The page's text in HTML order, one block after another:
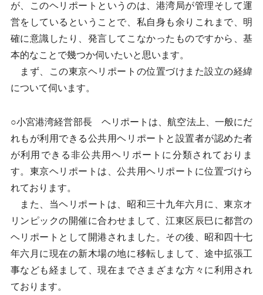
が、このヘリポートというのは、港湾局が管理そして運
営をしているということで、私自身も余りこれまで、明
確に意識したり、発言してこなかったものですから、基
本的なことで幾つか伺いたいと思います。
まず、この東京ヘリポートの位置づけまた設立の経緯
について伺います。
○小宮港湾経営部長 ヘリポートは、航空法上、一般にだ
れもが利用できる公共用ヘリポートと設置者が認めた者
が利用できる非公共用ヘリポートに分類されておりま
す。東京ヘリポートは、公共用ヘリポートに位置づけら
れております。
また、当ヘリポートは、昭和三十九年六月に、東京オ
リンピックの開催に合わせまして、江東区辰巳に都営の
ヘリポートとして開港されました。その後、昭和四十七
年六月に現在の新木場の地に移転しまして、途中拡張工
事なども経まして、現在までさまざまな方々に利用され
ております。